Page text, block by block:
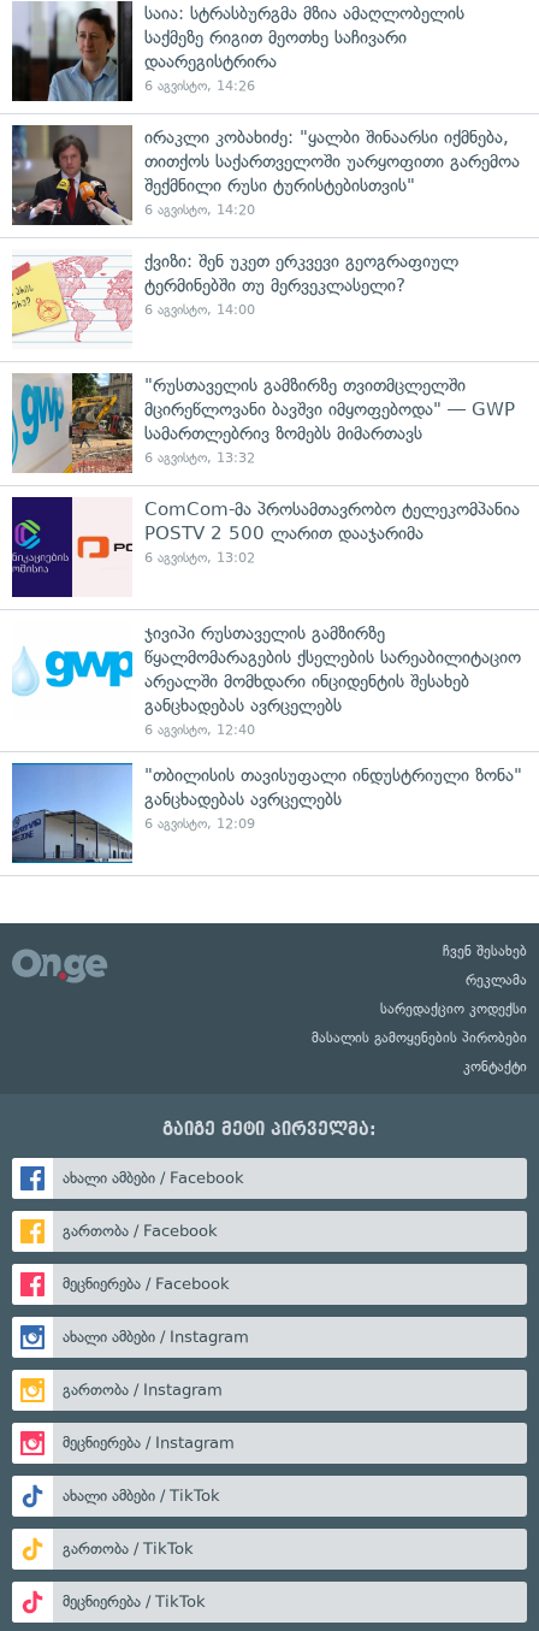
საია: სტრასბურგმა მზია ამაღლობელის
საქმეზე რიგით მეოთხე საჩივარი
დაარეგისტრირა
6 აგვისტო, 14:26
ირაკლი კობახიძე: "ყალბი შინაარსი იქმნება,
თითქოს საქართველოში უარყოფითი გარემოა
შექმნილი რუსი ტურისტებისთვის"
6 აგვისტო, 14:20
ქვიზი: შენ უკეთ ერკვევი გეოგრაფიულ
ტერმინებში თუ მერვეკლასელი?
6 აგვისტო, 14:00
"რუსთაველის გამზირზე თვითმცლელში
მცირეწლოვანი ბავშვი იმყოფებოდა" — GWP
სამართლებრივ ზომებს მიმართავს
6 აგვისტო, 13:32
ComCom-მა პროსამთავრობო ტელეკომპანია
POSTV 2 500 ლარით დააჯარიმა
6 აგვისტო, 13:02
ჯივიპი რუსთაველის გამზირზე
წყალმომარაგების ქსელების სარეაბილიტაციო
არეალში მომხდარი ინციდენტის შესახებ
განცხადებას ავრცელებს
6 აგვისტო, 12:40
"თბილისის თავისუფალი ინდუსტრიული ზონა"
განცხადებას ავრცელებს
6 აგვისტო, 12:09
ჩვენ შესახებ
რეკლამა
სარედაქციო კოდექსი
მასალის გამოყენების პირობები
კონტაქტი
გაიგე მეტი პირველმა:
ახალი ამბები / Facebook
გართობა / Facebook
მეცნიერება / Facebook
ახალი ამბები / Instagram
გართობა / Instagram
მეცნიერება / Instagram
ახალი ამბები / TikTok
გართობა / TikTok
მეცნიერება / TikTok